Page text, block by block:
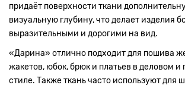
придаёт поверхности ткани
визуальную глубину, что делает изделия
выразительными и дорогими на вид.
«Дарина» отлично подходит для пошива
жакетов, юбок, брюк и платьев в деловом и
стиле. Также ткань часто используют для